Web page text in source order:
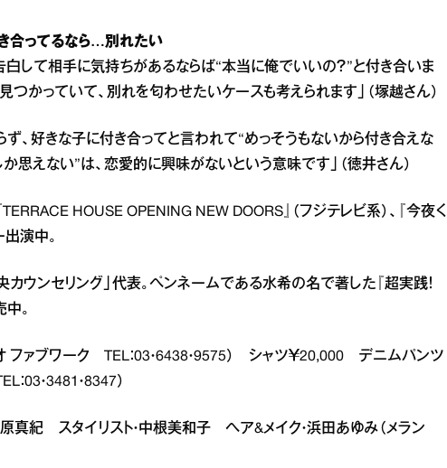
合ってるなら…別れたい
白して相手に気持ちがあるならば“本当に俺でいいの？”と付き合いま
かっていて、別れを匂わせたいケースも考えられます」（塚越さん）
ず、好きな子に付き合ってと言われて“めっそうもないから付き合えな
思えない”は、恋愛的に興味がないという意味です」（徳井さん）
HOUSE OPENING NEW DOORS』（フジテレビ系）、『今夜く
出演中。
ウンセリング」代表。ペンネームである水希の名で著した『超実践！
。
ファブワーク TEL：03・6438・9575） シャツ￥20,000 デニムパンツ
03・3481・8347）
真紀 スタイリスト・中根美和子 ヘア&メイク・浜田あゆみ（メラン